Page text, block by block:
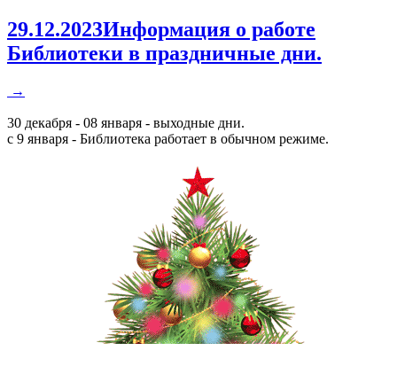
29.12.2023Информация о работе
Библиотеки в праздничные дни.
→
30 декабря - 08 января - выходные дни.
с 9 января - Библиотека работает в обычном режиме.